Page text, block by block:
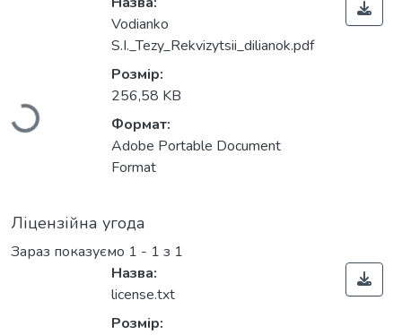
Вантажиться...
Vodianko
S.I._Tezy_Rekvizytsii_dilianok.pdf
Розмір:
256,58 KB
Формат:
Adobe Portable Document
Format
Ліцензійна угода
Зараз показуємо 1 - 1 з 1
Назва:
license.txt
Розмір: